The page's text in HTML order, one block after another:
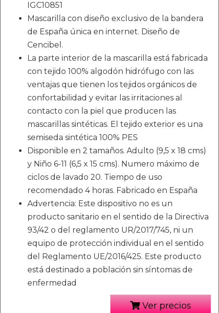
IGC10851
Mascarilla con diseño exclusivo de la bandera
de España única en internet. Diseño de
Cencibel.
La parte interior de la mascarilla está fabricada
con tejido 100% algodón hidrófugo con las
ventajas que tienen los tejidos orgánicos de
confortabilidad y evitar las irritaciones al
contacto con la piel que producen las
mascarillas sintéticas. El tejido exterior es una
semiseda sintética 100% PES
Disponible en 2 tamaños. Adulto (9,5 x 18 cms)
y Niño 6-11 (6,5 x 15 cms). Numero máximo de
ciclos de lavado 20. Tiempo de uso
recomendado 4 horas. Fabricado en España
Advertencia: Este dispositivo no es un
producto sanitario en el sentido de la Directiva
93/42 o del reglamento UR/2017/745, ni un
equipo de protección individual en el sentido
del Reglamento UE/2016/425. Este producto
está destinado a población sin síntomas de
enfermedad
Ver precios